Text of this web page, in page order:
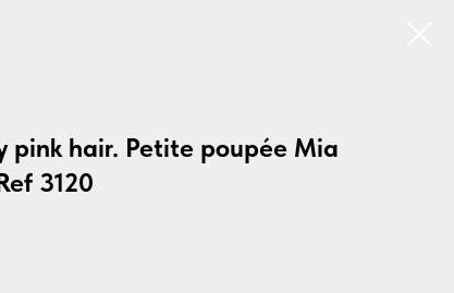
pink hair. Petite poupée Mia
3120